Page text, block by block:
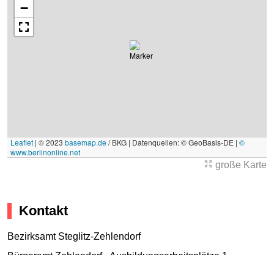
−
Leaflet | © 2023 basemap.de/ BKG | Datenquellen: © GeoBasis-DE | ©
www.berlinonline.net
große Karte
Kontakt
Bezirksamt Steglitz-Zehlendorf